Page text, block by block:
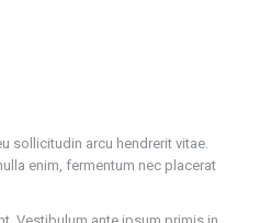
sollicitudin arcu hendrerit vitae.
enim, fermentum nec placerat